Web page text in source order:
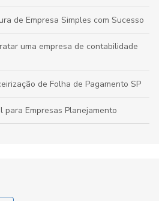
de Empresa Simples com Sucesso
uma empresa de contabilidade
de Folha de Pagamento SP
para Empresas Planejamento